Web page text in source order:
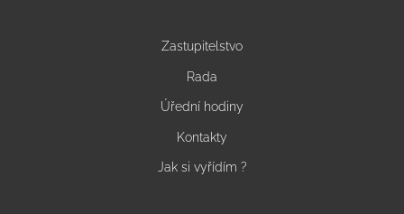
Zastupitelstvo
Rada
Úřední hodiny
Kontakty
Jak si vyřídím ?